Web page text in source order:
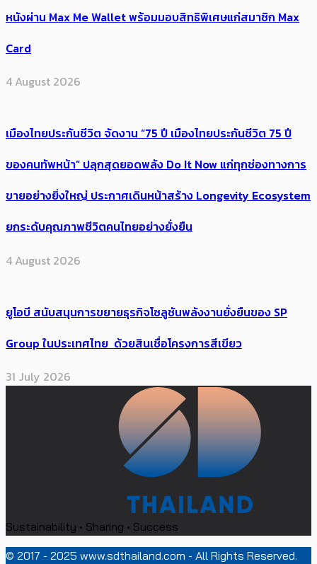
หนังผ่าน Max Me Wallet พร้อมมอบสิทธิพิเศษแก่สมาชิก Max
Card
4 August 2026
เมืองไทยประกันชีวิต จัดงาน “75 ปี เมืองไทยประกันชีวิต 75 ปี
ของคนทัพหน้า” ปลุกสุดยอดพลัง Do It Now แก่ทุกช่องทางการ
ขายอย่างยิ่งใหญ่ ประกาศเดินหน้าสร้าง Longevity Ecosystem
ยกระดับคุณภาพชีวิตคนไทยอย่างยั่งยืน
4 August 2026
ยูโอบี สนับสนุนการขยายธุรกิจโซลูชันพลังงานยั่งยืนของ SP
Group ในประเทศไทย ด้วยสินเชื่อโครงการสีเขียว
31 July 2026
Sustainability • Sharing • Success
© 2017 - 2025 www.sdthailand.com - All Rights Reserved.